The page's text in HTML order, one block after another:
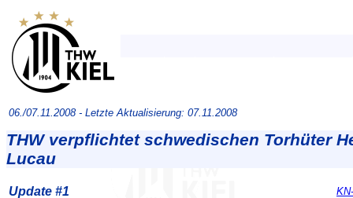
06./07.11.2008 - Letzte Aktualisierung: 07.11.2008
THW verpflichtet schwedischen Torhüter
Lucau
Update #1